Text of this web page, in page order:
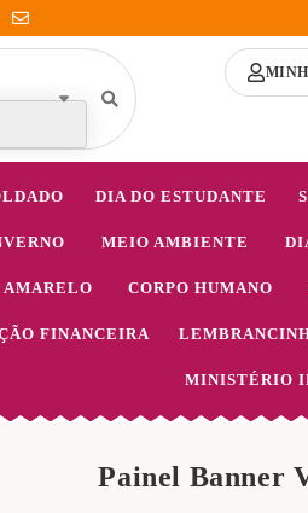
DIA DO ESTUDANTE
MEIO AMBIENTE
AMARELO CORPO HUMANO
FINANCEIRA
MINISTÉRIO
Painel Banner